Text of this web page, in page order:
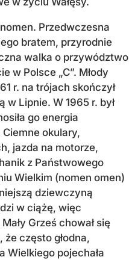
Przedwczesna
bratem, przyrodnie
walka o przywództwo
w Polsce „C”. Młody
r. na trójach skończył
w Lipnie. W 1965 r. był
go energia
okulary,
jazda na motorze,
z Państwowego
Wielkim (nomen omen)
dziewczyną
w ciążę, więc
Grześ chował się
często głodna,
Wielkiego pojechała